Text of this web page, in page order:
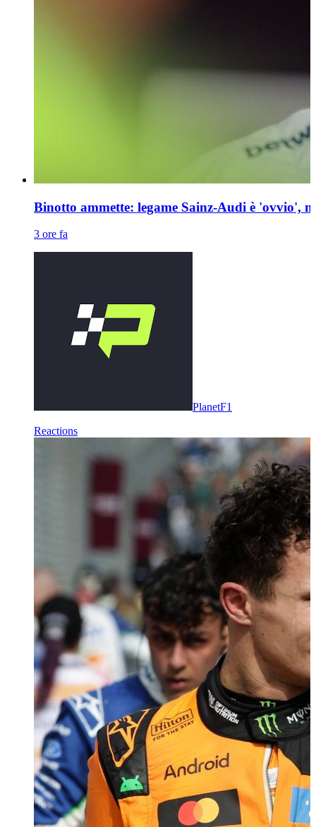
Binotto ammette: legame Sainz-Audi è 'ovvio',
3 ore fa
PlanetF1
Reactions